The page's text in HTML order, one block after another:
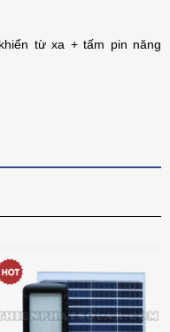
từ xa + tấm pin năng